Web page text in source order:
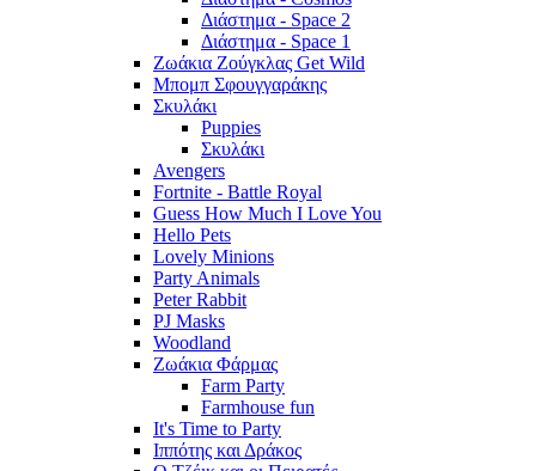
Διάστημα - Space 2
Διάστημα - Space 1
Ζωάκια Ζούγκλας Get Wild
Μπομπ Σφουγγαράκης
Σκυλάκι
Puppies
Σκυλάκι
Avengers
Fortnite - Battle Royal
Guess How Much I Love You
Hello Pets
Lovely Minions
Party Animals
Peter Rabbit
PJ Masks
Woodland
Ζωάκια Φάρμας
Farm Party
Farmhouse fun
It's Time to Party
Ιππότης και Δράκος